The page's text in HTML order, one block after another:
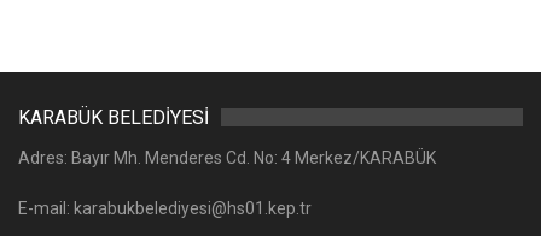
KARABÜK BELEDİYESİ
Adres: Bayır Mh. Menderes Cd. No: 4 Merkez/KARABÜK
E-mail: karabukbelediyesi@hs01.kep.tr